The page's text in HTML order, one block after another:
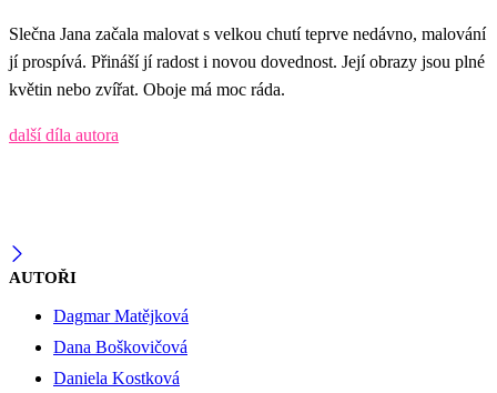
Slečna Jana začala malovat s velkou chutí teprve nedávno, malování
jí prospívá. Přináší jí radost i novou dovednost. Její obrazy jsou plné
květin nebo zvířat. Oboje má moc ráda.
další díla autora
AUTOŘI
Dagmar Matějková
Dana Boškovičová
Daniela Kostková